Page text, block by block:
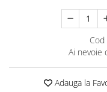
Boilere pentru pompe
Accesorii boilere
Incalzire in pardoseala
Cod
Ai nevoie
Adauga la